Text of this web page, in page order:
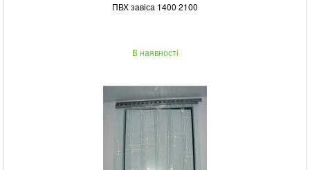
ПВХ завіса 1400 2100
В наявності